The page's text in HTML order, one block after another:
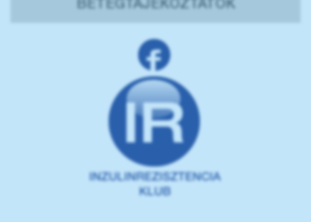
BETEGTÁJÉKOZTATÓK